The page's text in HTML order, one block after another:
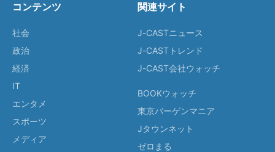
コンテンツ
社会
政治
経済
IT
エンタメ
スポーツ
メディア
関連サイト
J-CASTニュース
J-CASTトレンド
J-CAST会社ウォッチ
BOOKウォッチ
東京バーゲンマニア
Jタウンネット
ゼロまる